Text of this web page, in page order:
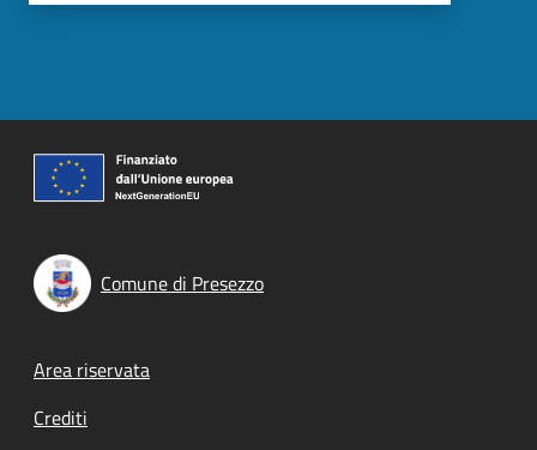
Comune di Presezzo
Footer menu
Area riservata
Crediti